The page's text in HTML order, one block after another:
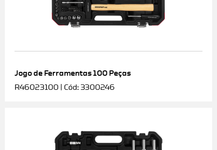
Jogo de Ferramentas 100 Peças
R46023100 | Cód: 3300246